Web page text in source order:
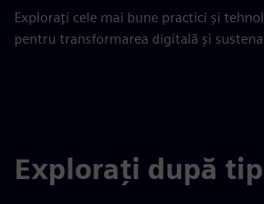
Explorați cele mai bune practici și
pentru transformarea digitală și
Explorați după tip